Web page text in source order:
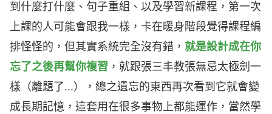
到什麼打什麼、句子重組、以及學習新課程，第一次
上課的人可能會跟我一樣，卡在暖身階段覺得課程編
排怪怪的，但其實系統完全沒有錯， 就是設計成在你
忘了之後再幫你複習 ，就跟張三丰教張無忌太極劍一
樣（離題了...），總之遺忘的東西再次看到它就會變
成長期記憶，這套用在很多事物上都能運作，當然學